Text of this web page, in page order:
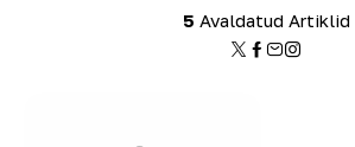
5 Avaldatud Artiklid